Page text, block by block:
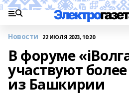
Новости 22 ИЮЛЯ 2023, 10:20
В форуме
участвуют
из Башкирии